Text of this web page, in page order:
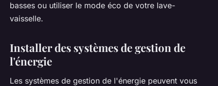
basses ou utiliser le mode éco de votre lave-
vaisselle.
Installer des systèmes de gestion de
l'énergie
Les systèmes de gestion de l'énergie peuvent vous